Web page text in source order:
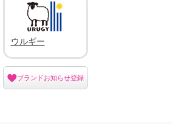
ウルギー
ブランドお知らせ登録